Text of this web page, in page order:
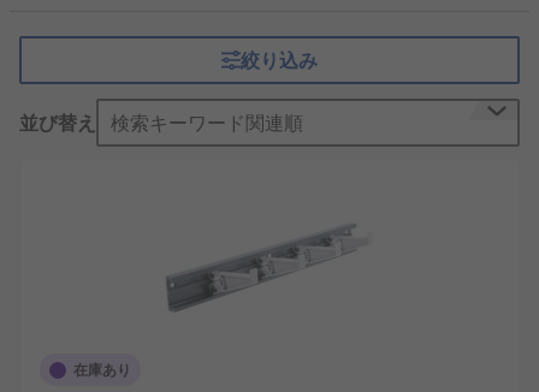
リードや計測器のアイテムの在庫を十二分に持って
RSでは、次のようなさまざまなテストリードラック
の種類を用意しています。
モジュラリード収納ラック
絞り込み
並び替え 検索キーワード関連順
在庫あり